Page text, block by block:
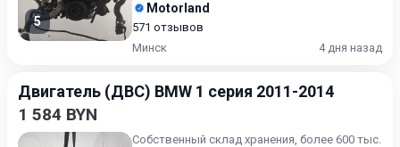
5
Motorland
571 отзывов
Минск
4 дня назад
Двигатель (ДВС) BMW 1 серия 2011-2014
1 584 BYN
Собственный склад хранения, более 600 тыс.